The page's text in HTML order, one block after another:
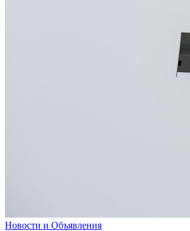
Новости и Объявления